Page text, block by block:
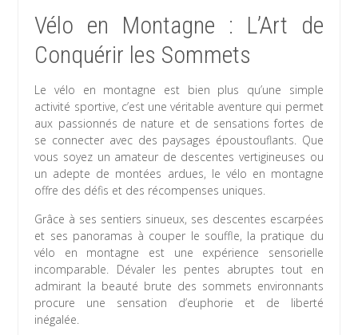
Vélo en Montagne : L’Art de
Conquérir les Sommets
Le vélo en montagne est bien plus qu’une simple
activité sportive, c’est une véritable aventure qui permet
aux passionnés de nature et de sensations fortes de
se connecter avec des paysages époustouflants. Que
vous soyez un amateur de descentes vertigineuses ou
un adepte de montées ardues, le vélo en montagne
offre des défis et des récompenses uniques.
Grâce à ses sentiers sinueux, ses descentes escarpées
et ses panoramas à couper le souffle, la pratique du
vélo en montagne est une expérience sensorielle
incomparable. Dévaler les pentes abruptes tout en
admirant la beauté brute des sommets environnants
procure une sensation d’euphorie et de liberté
inégalée.